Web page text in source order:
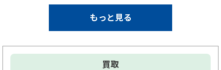
もっと見る
買取